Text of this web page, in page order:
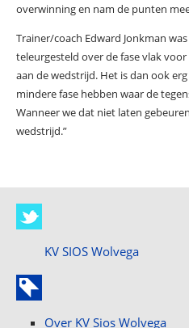
overwinning en nam de punten
Trainer/coach Edward Jonkman
teleurgesteld over de fase vlak
aan de wedstrijd. Het is dan ook
mindere fase hebben waar de
Wanneer we dat niet laten
wedstrijd.”
KV SIOS Wolvega
Over KV Sios Wolvega